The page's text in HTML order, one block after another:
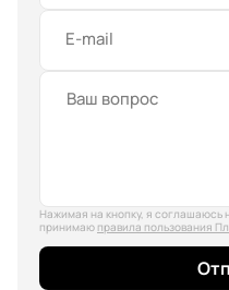
E-mail
Нажимая на кнопку, я соглашаюсь
принимаю правила пользования